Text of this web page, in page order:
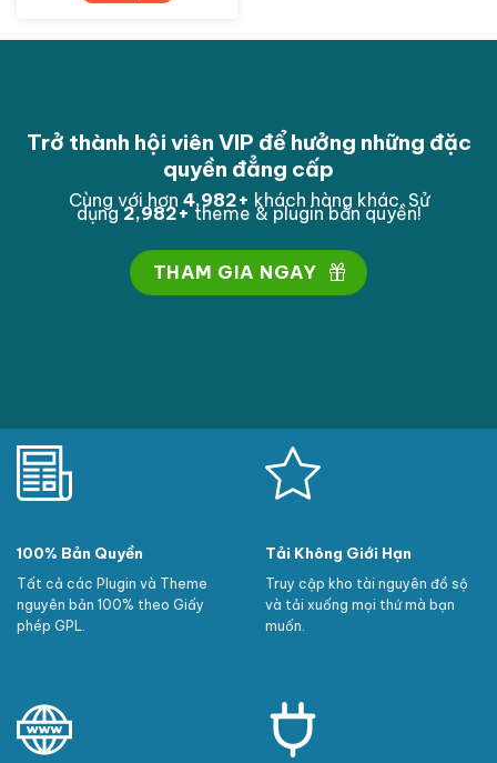
Trở thành hội viên VIP để hưởng những đặc
quyền đẳng cấp
Cùng với hơn 4,998+ khách hàng khác. Sử
dụng2,998+theme & plugin bản quyền!
THAM GIA NGAY
100% Bản Quyền
Tất cả các Plugin và Theme
nguyên bản 100% theo Giấy
phép GPL.
Tải Không Giới Hạn
Truy cập kho tài nguyên đồ sộ
và tải xuống mọi thứ mà bạn
muốn.